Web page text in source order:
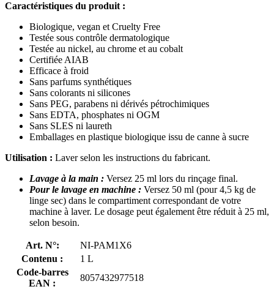
Caractéristiques du produit :​​​
Biologique, vegan et Cruelty Free
Testée sous contrôle dermatologique
Testée au nickel, au chrome et au cobalt
Certifiée AIAB
Efficace à froid
Sans parfums synthétiques
Sans colorants ni silicones
Sans PEG, parabens ni dérivés pétrochimiques
Sans EDTA, phosphates ni OGM
Sans SLES ni laureth
Emballages en plastique biologique issu de canne à sucre
Utilisation : Laver selon les instructions du fabricant.
Lavage à la main : Versez 25 ml lors du rinçage final.
Pour le lavage en machine​ : Versez 50 ml (pour 4,5 kg de
linge sec) dans le compartiment correspondant de votre
machine à laver. Le dosage peut également être réduit à 25 ml,
selon besoin.
Art. N°:
NI-PAM1X6
Contenu :
1 L
Code-barres
EAN :
8057432977518